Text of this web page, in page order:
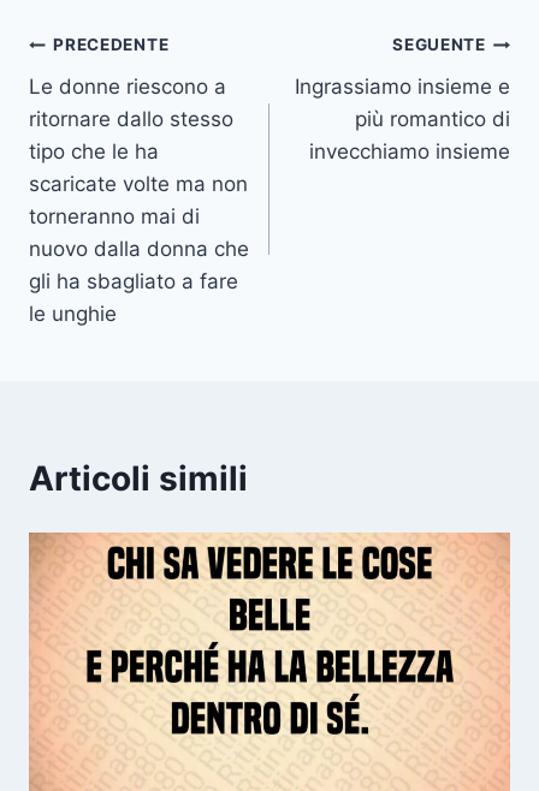
Navigazione
articoli
PRECEDENTE
Le donne riescono a
ritornare dallo stesso
tipo che le ha
scaricate volte ma non
torneranno mai di
nuovo dalla donna che
gli ha sbagliato a fare
le unghie
SEGUENTE
Ingrassiamo insieme e
più romantico di
invecchiamo insieme
Articoli simili